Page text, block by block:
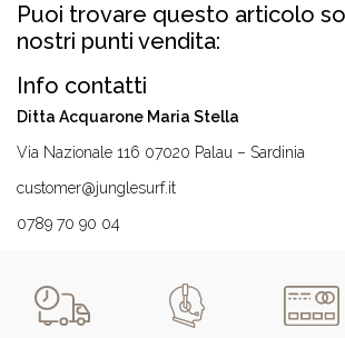
Puoi trovare questo articolo
nostri punti vendita:
Info contatti
Ditta Acquarone Maria Stella
Via Nazionale 116 07020 Palau – Sardinia
customer@junglesurf.it
0789 70 90 04